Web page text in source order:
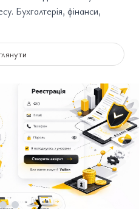
Бухгалтерія, фінанси,
❯